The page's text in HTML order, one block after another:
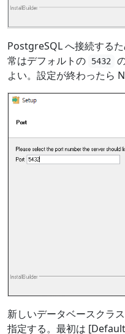
PostgreSQL へ接続する
常はデフォルトの
5432
よい。設定が終わったら
新しいデータベースクラ
指定する。最初は